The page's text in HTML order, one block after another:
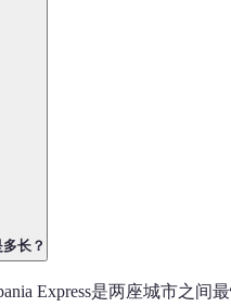
长？
Express是两座城市之间